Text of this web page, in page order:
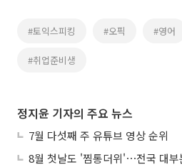
#토익스피킹 #오픽 #영어
#취업준비생
정지윤 기자의 주요 뉴스
7월 다섯째 주 유튜브 영상 순위
8월 첫날도 '찜통더위'⋯전국 대부